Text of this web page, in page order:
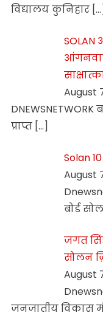
विद्यालय कुनिहार […]
August
प्राप्त […]
Solan
August
बोर्ड
जगत
सोलन
August
जनजातीय विकास